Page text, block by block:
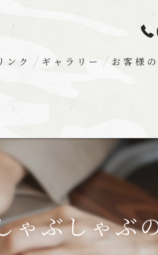
ンク ギャラリー お客様
ゃぶしゃぶ